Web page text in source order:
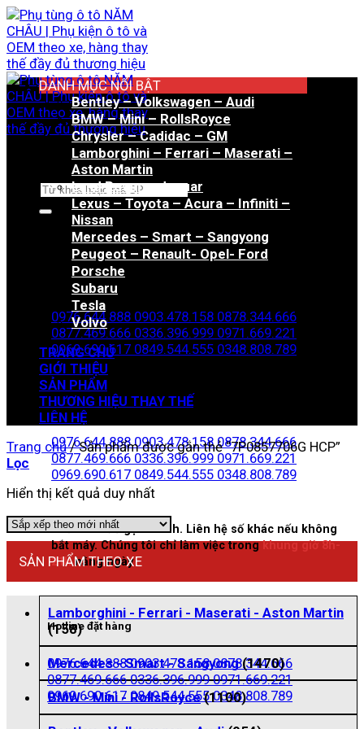
Bỏ
qua
nội
dung
Tìm
Hotline đặt hàng
0976.644.888 0903.478.158 0878.344.666
0877.469.666 0336.396.999 0971.669.221
0969.690.617 0849.544.555 0348.808.789
Zalo đặt hàng
0976.644.888 0903.478.158 0878.344.666
0877.469.666 0336.396.999 0971.669.221
0969.690.617 0849.544.555 0348.808.789
Nhấn vào để gọi nhanh. Liên hệ số khác nếu không
bắt máy. Chúng tôi chỉ làm việc trongkhung giờ 8h-
21hhằng ngày
Hotline đặt hàng
0976.644.888 0903.478.158 0878.344.666
0877.469.666 0336.396.999 0971.669.221
0969.690.617 0849.544.555 0348.808.789
DANH MỤC NỔI BẬT
Bentley – Volkswagen – Audi
BMW – Mini – RollsRoyce
Chrysler – Cadidac – GM
Lamborghini – Ferrari – Maserati –
Aston Martin
Land Rover – Jaguar
Lexus – Toyota – Acura – Infiniti –
Nissan
Mercedes – Smart – Sangyong
Peugeot – Renault- Opel- Ford
Porsche
Subaru
Tesla
Volvo
TRANG CHỦ
GIỚI THIỆU
SẢN PHẨM
THƯƠNG HIỆU THAY THẾ
LIÊN HỆ
Trang chủ /Sản phẩm được gắn thẻ “7P0857706G HCP”
Lọc
Hiển thị kết quả duy nhất
SẢN PHẨM THEO XE
Lamborghini - Ferrari - Maserati - Aston Martin
(158)
Mercedes - Smart - Sangyong (1470)
BMW - Mini - RollsRoyce (1100)